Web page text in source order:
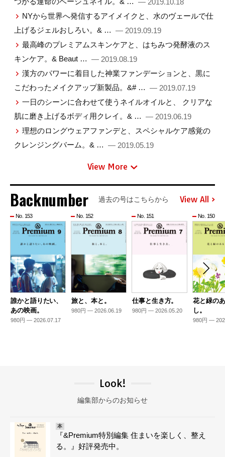
— 2019.10.18
NYから世界へ発信するアイメイクと、水のヴェールで仕
上げるジェルおしろい。& … — 2019.09.19
最高峰のプレミアムスキンケアと、はちみつ発酵液のス
キンケア。& Beaut … — 2019.08.19
漢方のパワーに着目した神業ファンデーションと、黒に
こだわったメイクアップ新製品。&# … — 2019.07.19
一日のシーンに合わせて使うネイルオイルと、 クリアな
肌に磨き上げるボディ用クレイ。& … — 2019.06.19
理想のロングウェアファンデと、スペシャルケア感覚の
クレンジングバーム。& … — 2019.05.19
View More
Backnumber 過去の号はこちらから View All
No. 153
誰かと語りたい、
あの映画。
980円 — 2026.07.17
No. 152
旅と、本と。
980円 — 2026.06.19
No. 151
仕事と生き方。
980円 — 2026.05.20
No. 150
花と緑の
し。
980円 —
Look!
編集部からのお知らせ
本
『&Premium特別編集 住まいを楽しく、整え
る。』好評発売中。